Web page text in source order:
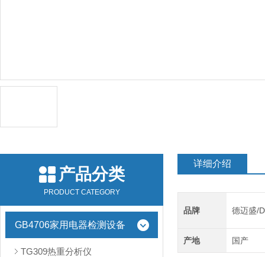
产品分类
PRODUCT CATEGORY
GB4706家用电器检测设备
TG309热重分析仪
详细介绍
品牌 德迈盛/
产地 国产